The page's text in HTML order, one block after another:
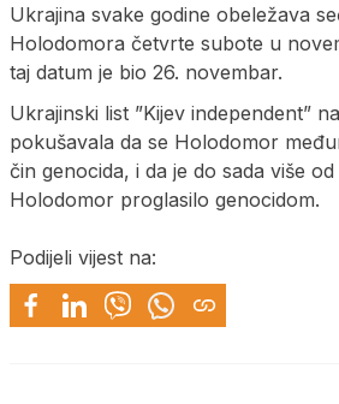
Ukrajina svake godine obeležava
Holodomora četvrte subote u
taj datum je bio 26. novembar.
Ukrajinski list ”Kijev independent”
pokušavala da se Holodomor
čin genocida, i da je do sada više
Holodomor proglasilo genocidom.
Podijeli vijest na: